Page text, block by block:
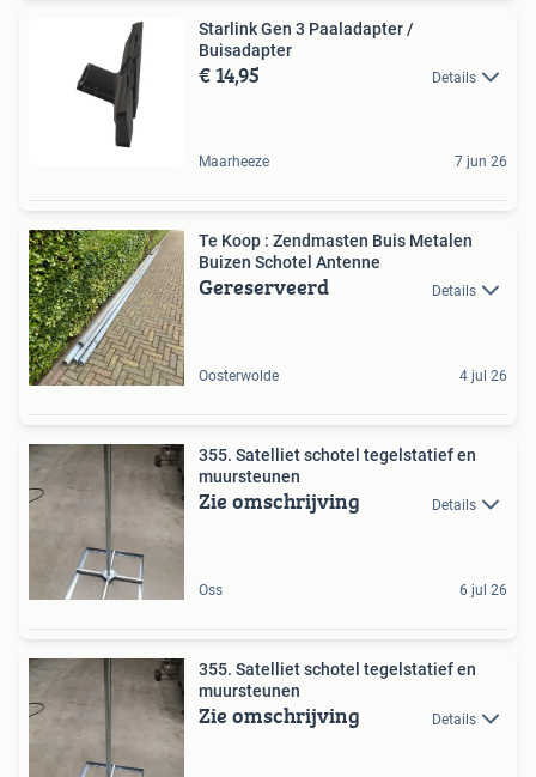
Starlink Gen 3 Paaladapter /
Buisadapter
€ 14,95 Details
Maarheeze 7 jun 26
Te Koop : Zendmasten Buis Metalen
Buizen Schotel Antenne
Gereserveerd Details
Oosterwolde 4 jul 26
355. Satelliet schotel tegelstatief en
muursteunen
Zie omschrijving Details
Oss 6 jul 26
355. Satelliet schotel tegelstatief en
muursteunen
Zie omschrijving Details